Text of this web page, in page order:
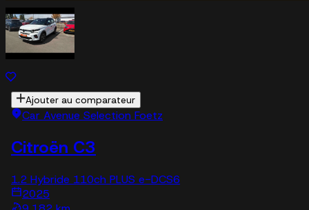
Ajouter au comparateur
Car Avenue Selection Foetz
Citroën C3
1.2 Hybride 110ch PLUS e-DCS6
2025